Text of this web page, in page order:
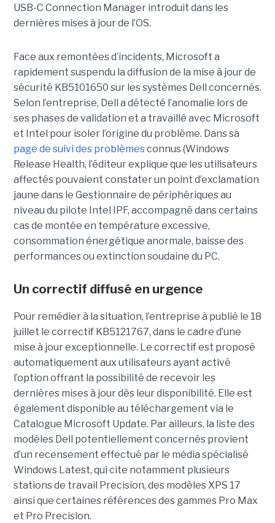
USB-C Connection Manager introduit dans les
dernières mises à jour de l’OS.
Face aux remontées d’incidents, Microsoft a
rapidement suspendu la diffusion de la mise à jour de
sécurité KB5101650 sur les systèmes Dell concernés.
Selon l’entreprise, Dell a détecté l’anomalie lors de
ses phases de validation et a travaillé avec Microsoft
et Intel pour isoler l’origine du problème. Dans sa
page de suivi des problèmesconnus (Windows
Release Health, l’éditeur explique que les utilisateurs
affectés pouvaient constater un point d’exclamation
jaune dans le Gestionnaire de périphériques au
niveau du pilote Intel IPF, accompagné dans certains
cas de montée en température excessive,
consommation énergétique anormale, baisse des
performances ou extinction soudaine du PC.
Un correctif diffusé en urgence
Pour remédier à la situation, l’entreprise à publié le 18
juillet le correctif KB5121767, dans le cadre d’une
mise à jour exceptionnelle. Le correctif est proposé
automatiquement aux utilisateurs ayant activé
l’option offrant la possibilité de recevoir les
dernières mises à jour dès leur disponibilité. Elle est
également disponible au téléchargement via le
Catalogue Microsoft Update. Par ailleurs, la liste des
modèles Dell potentiellement concernés provient
d’un recensement effectué par le média spécialisé
Windows Latest, qui cite notamment plusieurs
stations de travail Precision, des modèles XPS 17
ainsi que certaines références des gammes Pro Max
et Pro Precision.